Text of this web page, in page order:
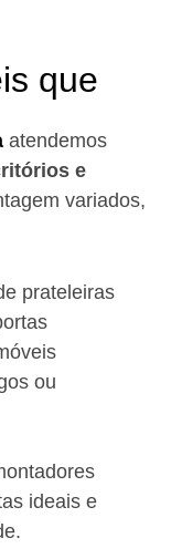
que
atendemos
e
variados,
prateleiras
ou
ideais e